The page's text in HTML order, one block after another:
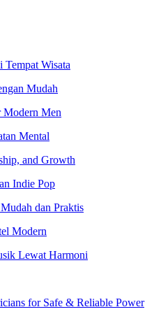
Wisata
Mudah
Men
Mental
and Growth
Indie Pop
dan Praktis
Modern
Lewat Harmoni
for Safe & Reliable Power